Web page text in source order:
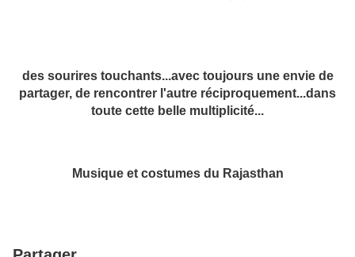
des sourires touchants...avec toujours une envie de
partager, de rencontrer l'autre réciproquement...dans
toute cette belle multiplicité...
Musique et costumes du Rajasthan